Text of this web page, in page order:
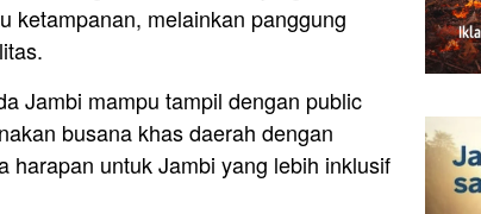
ketampanan, melainkan panggung
Jambi mampu tampil dengan public
busana khas daerah dengan
harapan untuk Jambi yang lebih inklusif